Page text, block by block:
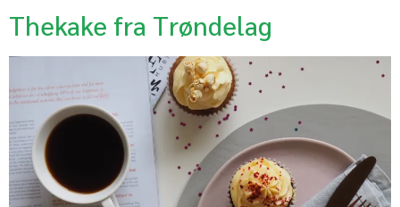
Thekake fra Trøndelag